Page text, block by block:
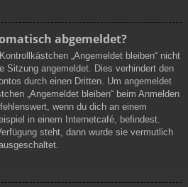
abgemeldet?
„Angemeldet bleiben“ nicht
Sitzung angemeldet. Dies verhindert den
durch einen Dritten. Um angemeldet
„Angemeldet bleiben“ beim Anmelden
wenn du dich an einem
in einem Internetcafé, befindest.
steht, dann wurde sie vermutlich